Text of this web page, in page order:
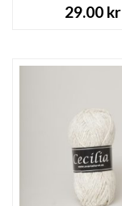
29.00 kr